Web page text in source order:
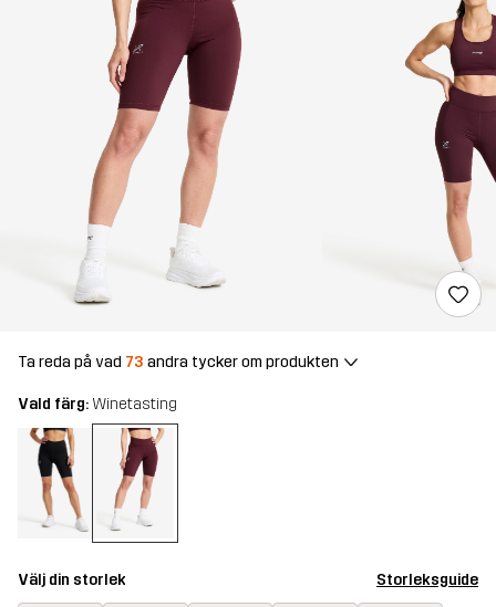
Ta reda på vad 73 andra tycker om produkten
Vald färg: Winetasting
Välj din storlek Storleksguide